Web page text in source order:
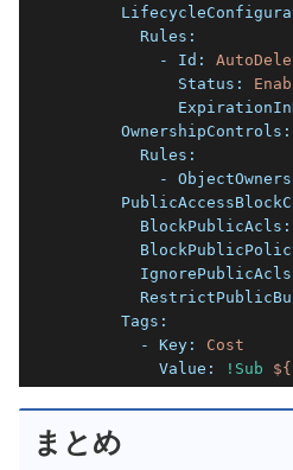
        Rules:
          - Id:
            Status:
      OwnershipControls:
        Rules:
-
        BlockPublicAcls:
      Tags:
        - Key:
Cost
          Value:
!Sub
まとめ